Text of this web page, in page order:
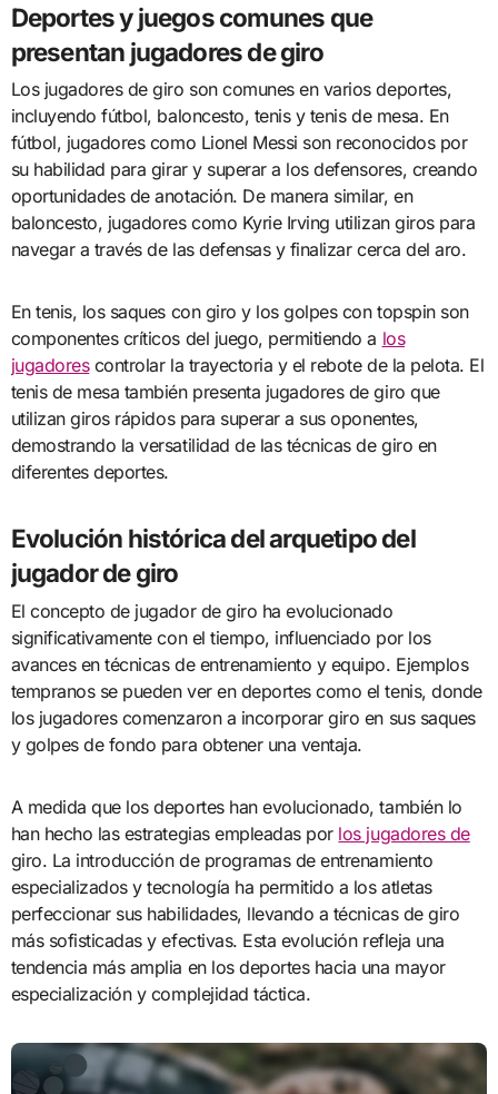
Deportes y juegos comunes que
presentan jugadores de giro
Los jugadores de giro son comunes en varios deportes,
incluyendo fútbol, baloncesto, tenis y tenis de mesa. En
fútbol, jugadores como Lionel Messi son reconocidos por
su habilidad para girar y superar a los defensores, creando
oportunidades de anotación. De manera similar, en
baloncesto, jugadores como Kyrie Irving utilizan giros para
navegar a través de las defensas y finalizar cerca del aro.
En tenis, los saques con giro y los golpes con topspin son
componentes críticos del juego, permitiendo a los
jugadorescontrolar la trayectoria y el rebote de la pelota. El
tenis de mesa también presenta jugadores de giro que
utilizan giros rápidos para superar a sus oponentes,
demostrando la versatilidad de las técnicas de giro en
diferentes deportes.
Evolución histórica del arquetipo del
jugador de giro
El concepto de jugador de giro ha evolucionado
significativamente con el tiempo, influenciado por los
avances en técnicas de entrenamiento y equipo. Ejemplos
tempranos se pueden ver en deportes como el tenis, donde
los jugadores comenzaron a incorporar giro en sus saques
y golpes de fondo para obtener una ventaja.
A medida que los deportes han evolucionado, también lo
han hecho las estrategias empleadas por los jugadores de
giro. La introducción de programas de entrenamiento
especializados y tecnología ha permitido a los atletas
perfeccionar sus habilidades, llevando a técnicas de giro
más sofisticadas y efectivas. Esta evolución refleja una
tendencia más amplia en los deportes hacia una mayor
especialización y complejidad táctica.